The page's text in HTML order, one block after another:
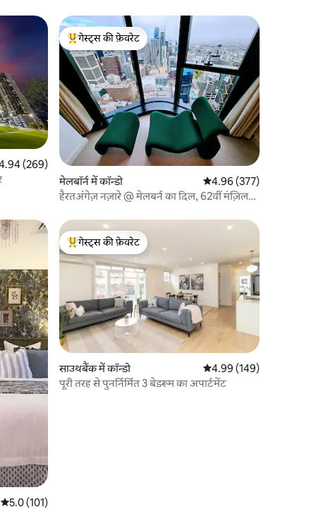
रेटिंग 5 में से 4.94, 269 समीक्षाएँ
(269)
गेस्ट्स का टॉप फ़ेवरेट
गेस्ट्स की फ़ेवरेट
मेलबॉर्न में कॉन्डो औसत रेटिंग 5 में से 4.96,
4.96 (377)
हैरतअंगेज़ नज़ारे @ मेलबर्न का दिल, 62वीं मंज़िल
औसत रेटिंग 5 में से 5.0, 101 समीक्षाएँ
5.0 (101)
गेस्ट्स का टॉप फ़ेवरेट
गेस्ट्स की फ़ेवरेट
साउथबैंक में कॉन्डो औसत रेटिंग 5 में से 4.99,
4.99 (149)
पूरी तरह से पुनर्निर्मित 3 बेडरूम का अपार्टमेंट